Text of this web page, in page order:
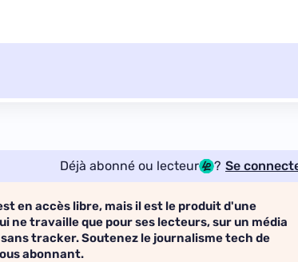
Déjà abonné ou lecteur ? Se
en accès libre, mais il est le produit d'une
ne travaille que pour ses lecteurs, sur un média
tracker. Soutenez le journalisme tech de
abonnant.